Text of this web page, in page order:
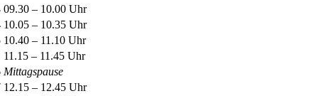
09.30 – 10.00 Uhr
10.05 – 10.35 Uhr
10.40 – 11.10 Uhr
11.15 – 11.45 Uhr
Mittagspause
12.15 – 12.45 Uhr